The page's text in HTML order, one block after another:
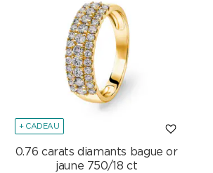
+ CADEAU
0.76 carats diamants bague or
jaune 750/18 ct